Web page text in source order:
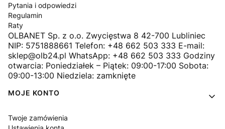
Pytania i odpowiedzi
Regulamin
Raty
OLBANET Sp. z o.o. Zwycięstwa 8 42-700 Lubliniec
NIP: 5751888661 Telefon: +48 662 503 333 E-mail:
sklep@olb24.pl WhatsApp: +48 662 503 333 Godziny
otwarcia: Poniedziałek – Piątek: 09:00-17:00 Sobota:
09:00-13:00 Niedziela: zamknięte
MOJE KONTO
Twoje zamówienia